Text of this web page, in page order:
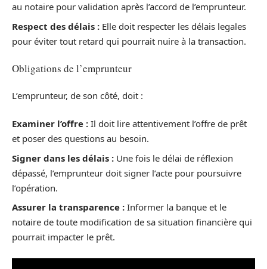
au notaire pour validation après l’accord de l’emprunteur.
Respect des délais : Elle doit respecter les délais legales
pour éviter tout retard qui pourrait nuire à la transaction.
Obligations de l’emprunteur
L’emprunteur, de son côté, doit :
Examiner l’offre : Il doit lire attentivement l’offre de prêt
et poser des questions au besoin.
Signer dans les délais : Une fois le délai de réflexion
dépassé, l’emprunteur doit signer l’acte pour poursuivre
l’opération.
Assurer la transparence : Informer la banque et le
notaire de toute modification de sa situation financière qui
pourrait impacter le prêt.